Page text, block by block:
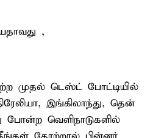
,
முதல் டெஸ்ட் போட்டியில்
இங்கிலாந்து, தென்
போன்ற வெளிநாடுகளில்